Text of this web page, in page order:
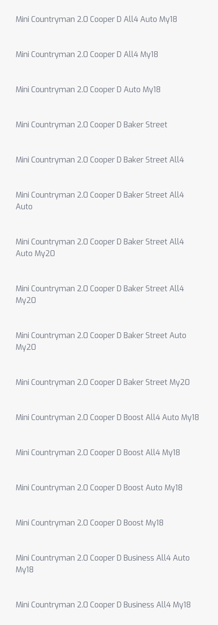
Mini Countryman 2.0 Cooper D All4 Auto My18
Mini Countryman 2.0 Cooper D All4 My18
Mini Countryman 2.0 Cooper D Auto My18
Mini Countryman 2.0 Cooper D Baker Street
Mini Countryman 2.0 Cooper D Baker Street All4
Mini Countryman 2.0 Cooper D Baker Street All4
Auto
Mini Countryman 2.0 Cooper D Baker Street All4
Auto My20
Mini Countryman 2.0 Cooper D Baker Street All4
My20
Mini Countryman 2.0 Cooper D Baker Street Auto
My20
Mini Countryman 2.0 Cooper D Baker Street My20
Mini Countryman 2.0 Cooper D Boost All4 Auto My18
Mini Countryman 2.0 Cooper D Boost All4 My18
Mini Countryman 2.0 Cooper D Boost Auto My18
Mini Countryman 2.0 Cooper D Boost My18
Mini Countryman 2.0 Cooper D Business All4 Auto
My18
Mini Countryman 2.0 Cooper D Business All4 My18